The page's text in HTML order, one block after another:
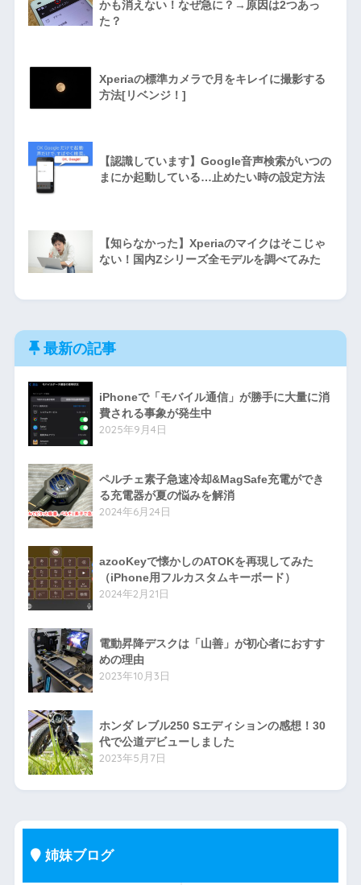
かも消えない！なぜ急に？→原因は2つあっ
た？
Xperiaの標準カメラで月をキレイに撮影する
方法[リベンジ！]
【認識しています】Google音声検索がいつの
まにか起動している…止めたい時の設定方法
【知らなかった】Xperiaのマイクはそこじゃ
ない！国内Zシリーズ全モデルを調べてみた
最新の記事
iPhoneで「モバイル通信」が勝手に大量に消
費される事象が発生中
2025年9月4日
ペルチェ素子急速冷却&MagSafe充電ができ
る充電器が夏の悩みを解消
2024年6月24日
azooKeyで懐かしのATOKを再現してみた
（iPhone用フルカスタムキーボード）
2024年2月21日
電動昇降デスクは「山善」が初心者におすす
めの理由
2023年10月3日
ホンダ レブル250 Sエディションの感想！30
代で公道デビューしました
2023年5月7日
姉妹ブログ